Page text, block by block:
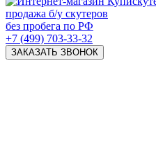
продажа б/у скутеров
без пробега по РФ
+7 (499) 703-33-32
ЗАКАЗАТЬ ЗВОНОК